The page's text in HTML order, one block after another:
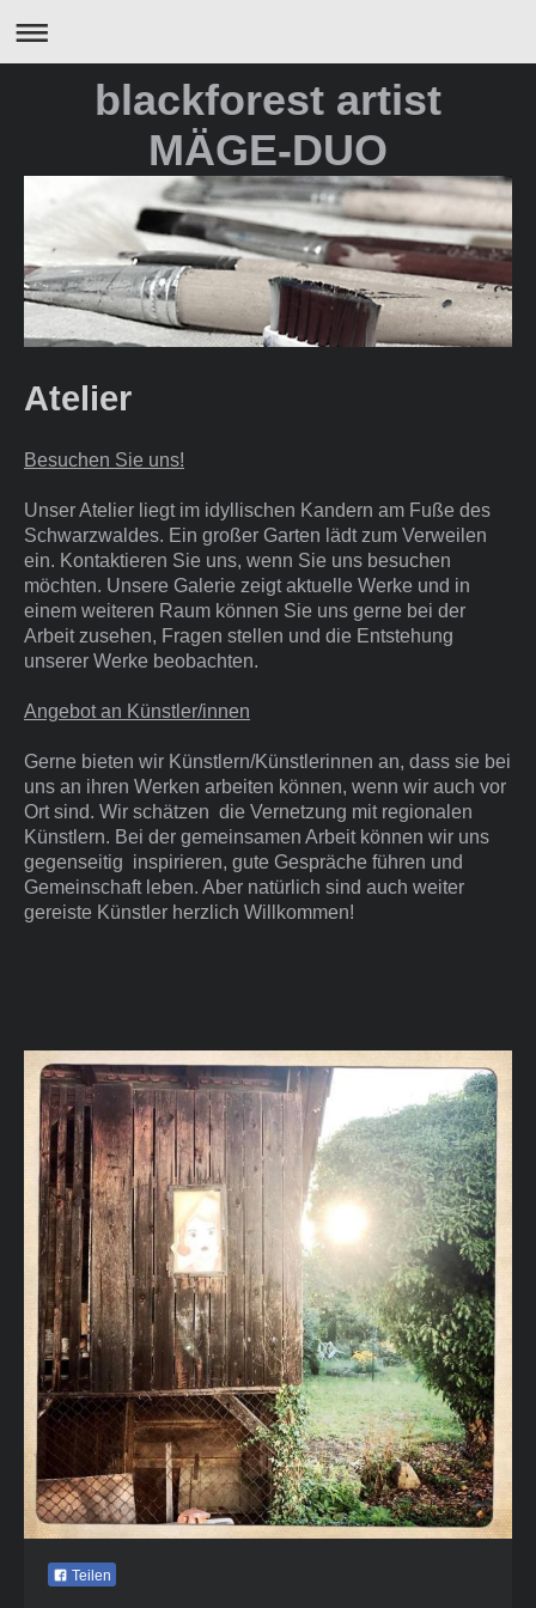
blackforest artist
MÄGE-DUO
Atelier
Besuchen Sie uns!
Unser Atelier liegt im idyllischen Kandern am Fuße des
Schwarzwaldes. Ein großer Garten lädt zum Verweilen
ein. Kontaktieren Sie uns, wenn Sie uns besuchen
möchten. Unsere Galerie zeigt aktuelle Werke und in
einem weiteren Raum können Sie uns gerne bei der
Arbeit zusehen, Fragen stellen und die Entstehung
unserer Werke beobachten.
Angebot an Künstler/innen
Gerne bieten wir Künstlern/Künstlerinnen an, dass sie bei
uns an ihren Werken arbeiten können, wenn wir auch vor
Ort sind. Wir schätzen die Vernetzung mit regionalen
Künstlern. Bei der gemeinsamen Arbeit können wir uns
gegenseitig inspirieren, gute Gespräche führen und
Gemeinschaft leben. Aber natürlich sind auch weiter
gereiste Künstler herzlich Willkommen!
Teilen